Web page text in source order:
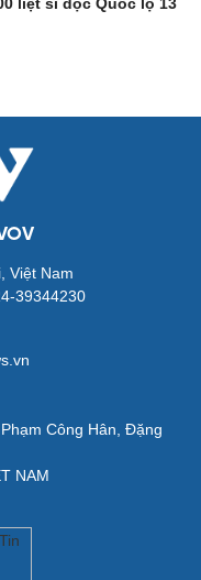
Việt Nam
39344230
Công Hân, Đặng
NAM